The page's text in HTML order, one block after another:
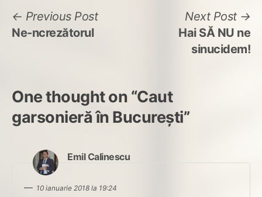
Navigare
în
Previous PostPrevious
Ne-ncrezătorul
Next Post
Hai SĂ NU ne
sinucidem!
One thought on “Caut
garsonieră în București”
Emil Calinescu
10 ianuarie 2018 la 19:24